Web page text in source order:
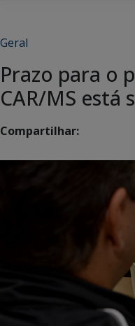
Geral
Prazo para o
CAR/MS está
Compartilhar: